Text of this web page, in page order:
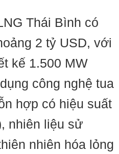
Thái Bình có
2 tỷ USD, với
kế 1.500 MW
công nghệ tua
hợp có hiệu suất
nhiên liệu sử
nhiên hóa lỏng